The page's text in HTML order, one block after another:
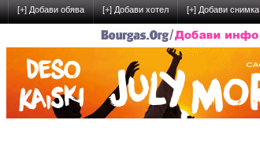
[+] Добави обява [+] Добави хотел [+] Добави снимка